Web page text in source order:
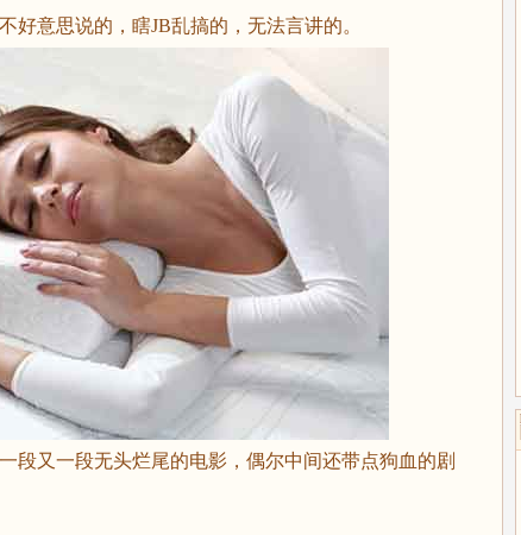
意思说的，瞎JB乱搞的，无法言讲的。
又一段无头烂尾的电影，偶尔中间还带点狗血的剧